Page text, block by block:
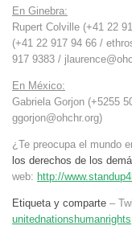
En Ginebra:
Rupert Colville (+41 22
(+41 22 917 94 66 /
917 9383 /
En México:
Gabriela Gorjon (+5255
ggorjon@ohchr.org)
¿Te preocupa el mundo
los derechos de los
web: http://
Etiqueta y comparte –
unitednationshumanrights